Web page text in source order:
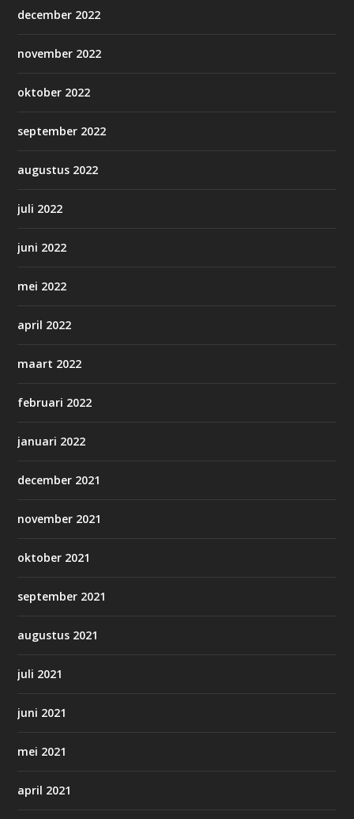
december 2022
november 2022
oktober 2022
september 2022
augustus 2022
juli 2022
juni 2022
mei 2022
april 2022
maart 2022
februari 2022
januari 2022
december 2021
november 2021
oktober 2021
september 2021
augustus 2021
juli 2021
juni 2021
mei 2021
april 2021